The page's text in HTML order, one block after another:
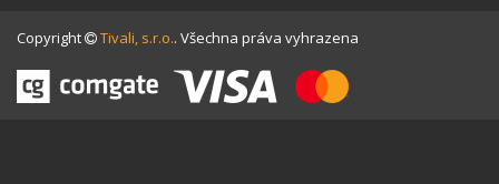
Copyright Tivali, s.r.o.. Všechna práva vyhrazena